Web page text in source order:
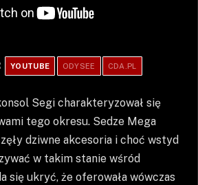
YOUTUBE ODYSEE CDA.PL
Segi charakteryzował się
tego okresu. Sedze Mega
dziwne akcesoria i choć wstyd
w takim stanie wśród
się ukryć, że oferowała wówczas